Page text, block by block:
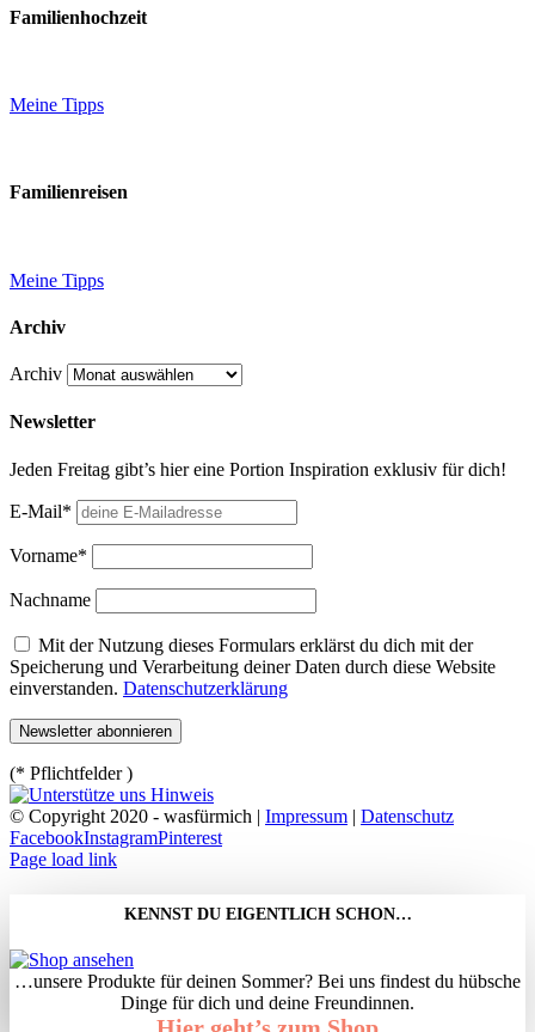
Familienhochzeit
Meine Tipps
Familienreisen
Meine Tipps
Archiv
Archiv
Newsletter
Jeden Freitag gibt’s hier eine Portion Inspiration exklusiv für dich!
E-Mail*
Vorname*
Nachname
Mit der Nutzung dieses Formulars erklärst du dich mit der
Speicherung und Verarbeitung deiner Daten durch diese Website
einverstanden. Datenschutzerklärung
(* Pflichtfelder )
© Copyright 2020 - wasfürmich | Impressum | Datenschutz
FacebookInstagramPinterest
Page load link
KENNST DU EIGENTLICH SCHON…
…unsere Produkte für deinen Sommer? Bei uns findest du hübsche
Dinge für dich und deine Freundinnen.